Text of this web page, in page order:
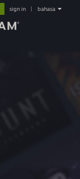
sign in bahasa